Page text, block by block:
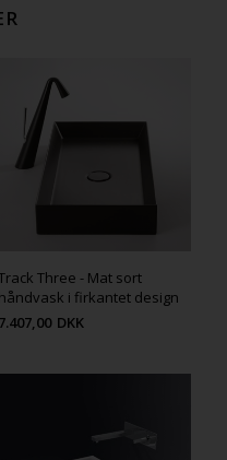
Three - Mat sort
håndvask i firkantet design
7.407,00 DKK